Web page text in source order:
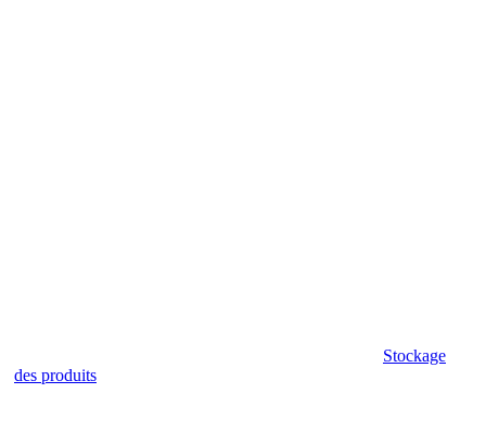
Stockage
des produits